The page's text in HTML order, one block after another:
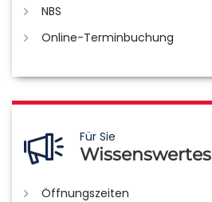
NBS
Online-Terminbuchung
Für Sie
Wissenswertes
Öffnungszeiten